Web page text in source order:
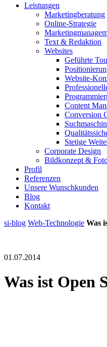
Leistungen
Marketingberatung
Online-Strategie
Text & Redaktion
Websites
Geführte
Website-
Content
Conversion
Stetige
Corporate Design
Bildkonzept &
Profil
Referenzen
Unsere Wunschkunden
Blog
Kontakt
si-blog Web-Technologie Was
01.07.2014
Was ist Open